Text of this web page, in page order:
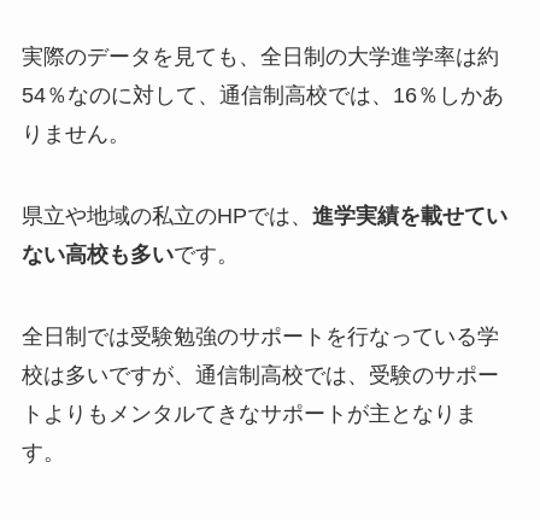
実際のデータを見ても、全日制の大学進学率は約
54％なのに対して、通信制高校では、16％しかあ
りません。
県立や地域の私立のHPでは、 進学実績を載せてい
ない高校も多いです。
全日制では受験勉強のサポートを行なっている学
校は多いですが、通信制高校では、受験のサポー
トよりもメンタルてきなサポートが主となりま
す。